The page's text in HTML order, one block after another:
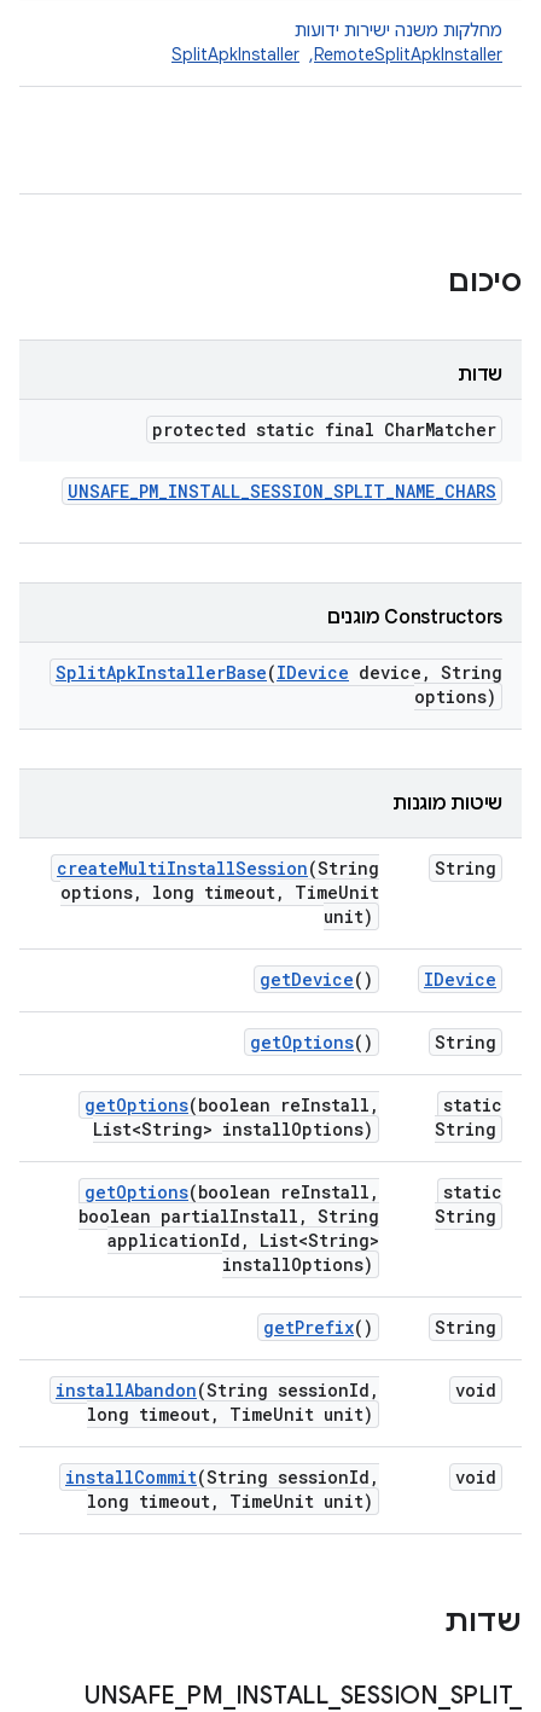
מחלקות משנה ישירות ידועות
RemoteSplitApkInstaller
, ‏
SplitApkInstaller
סיכום
שדות
protected static final CharMatcher
UNSAFE_PM_INSTALL_SESSION_SPLIT_NAME_CHARS
‫Constructors מוגנים
SplitApkInstallerBase(IDevice device , String
options)
שיטות מוגנות
String
createMultiInstallSession(String
options, long timeout, TimeUnit
unit)
IDevice
getDevice()
String
getOptions()
static
String
getOptions(boolean reInstall ,
List<String> installOptions)
static
String
getOptions(boolean reInstall ,
boolean partialInstall , String
applicationId ,
List<String>
installOptions)
String
getPrefix()
void
installAbandon(String sessionId ,
long timeout, TimeUnit unit)
void
installCommit(String sessionId ,
long timeout, TimeUnit unit)
שדות
UNSAFE PM INSTALL_ SESSION SPLIT_